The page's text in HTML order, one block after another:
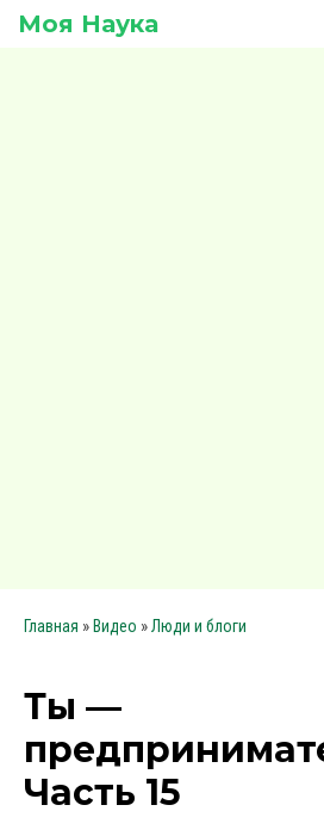
Моя Наука
Главная » Видео »Люди и блоги
Ты —
Часть 15